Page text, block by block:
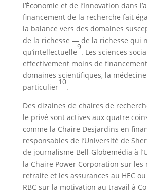
l’Économie et de l’Innovation dans
financement de la recherche fait
la balance vers des domaines
de la richesse — de la richesse qui
qu’intellectuelle
9
. Les sciences
effectivement moins de
domaines scientifiques, la
particulier
10
.
Des dizaines de chaires de
le privé sont actives aux quatre
comme la Chaire Desjardins en
responsables de l’Université de
de journalisme Bell-Globemédia à
la Chaire Power Corporation sur les
retraite et les assurances au HEC
RBC sur la motivation au travail à